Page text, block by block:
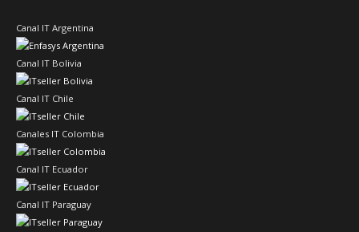
Canal IT Argentina
Canal IT Bolivia
Canal IT Chile
Canales IT Colombia
Canal IT Ecuador
Canal IT Paraguay